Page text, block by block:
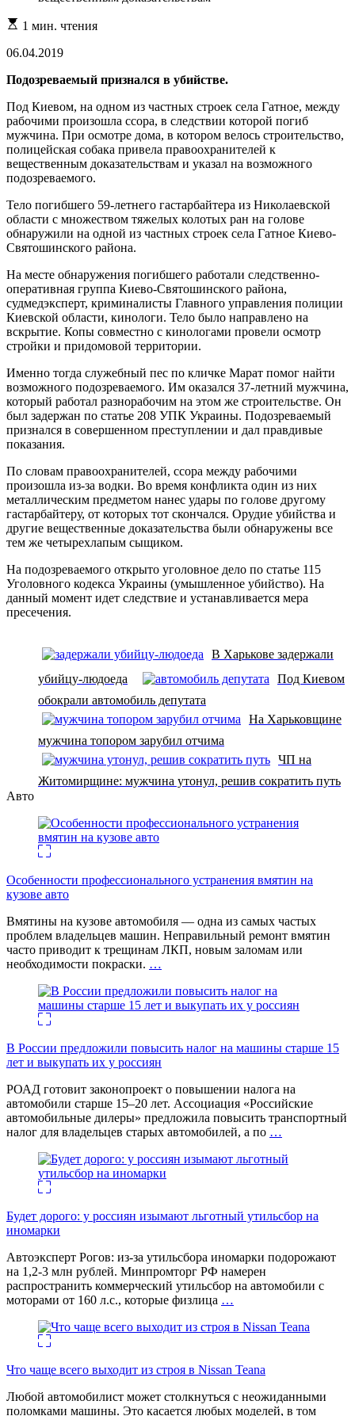
Расчетное
чтения
1 мин. чтения
06.04.2019
Подозреваемый признался в убийстве.
Под Киевом, на одном из частных строек села Гатное, между
рабочими произошла ссора, в следствии которой погиб
мужчина. При осмотре дома, в котором велось строительство,
полицейская собака привела правоохранителей к
вещественным доказательствам и указал на возможного
подозреваемого.
Тело погибшего 59-летнего гастарбайтера из Николаевской
области с множеством тяжелых колотых ран на голове
обнаружили на одной из частных строек села Гатное Киево-
Святошинского района.
На месте обнаружения погибшего работали следственно-
оперативная группа Киево-Святошинского района,
судмедэксперт, криминалисты Главного управления полиции
Киевской области, кинологи. Тело было направлено на
вскрытие. Копы совместно с кинологами провели осмотр
стройки и придомовой территории.
Именно тогда служебный пес по кличке Марат помог найти
возможного подозреваемого. Им оказался 37-летний мужчина,
который работал разнорабочим на этом же строительстве. Он
был задержан по статье 208 УПК Украины. Подозреваемый
признался в совершенном преступлении и дал правдивые
показания.
По словам правоохранителей, ссора между рабочими
произошла из-за водки. Во время конфликта один из них
металлическим предметом нанес удары по голове другому
гастарбайтеру, от которых тот скончался. Орудие убийства и
другие вещественные доказательства были обнаружены все
тем же четырехлапым сыщиком.
На подозреваемого открыто уголовное дело по статье 115
Уголовного кодекса Украины (умышленное убийство). На
данный момент идет следствие и устанавливается мера
пресечения.
В Харькове задержали
убийцу-людоеда
Под Киевом
обокрали автомобиль депутата
На Харьковщине
мужчина топором зарубил отчима
ЧП на
Житомирщине: мужчина утонул, решив сократить путь
Авто
Особенности профессионального устранения вмятин на
кузове авто
Вмятины на кузове автомобиля — одна из самых частых
проблем владельцев машин. Неправильный ремонт вмятин
часто приводит к трещинам ЛКП, новым заломам или
необходимости покраски. …
В России предложили повысить налог на машины старше 15
лет и выкупать их у россиян
РОАД готовит законопроект о повышении налога на
автомобили старше 15–20 лет. Ассоциация «Российские
автомобильные дилеры» предложила повысить транспортный
налог для владельцев старых автомобилей, а по …
Будет дорого: у россиян изымают льготный утильсбор на
иномарки
Автоэксперт Рогов: из-за утильсбора иномарки подорожают
на 1,2-3 млн рублей. Минпромторг РФ намерен
распространить коммерческий утильсбор на автомобили с
моторами от 160 л.с., которые физлица …
Что чаще всего выходит из строя в Nissan Teana
Любой автомобилист может столкнуться с неожиданными
поломками машины. Это касается любых моделей, в том